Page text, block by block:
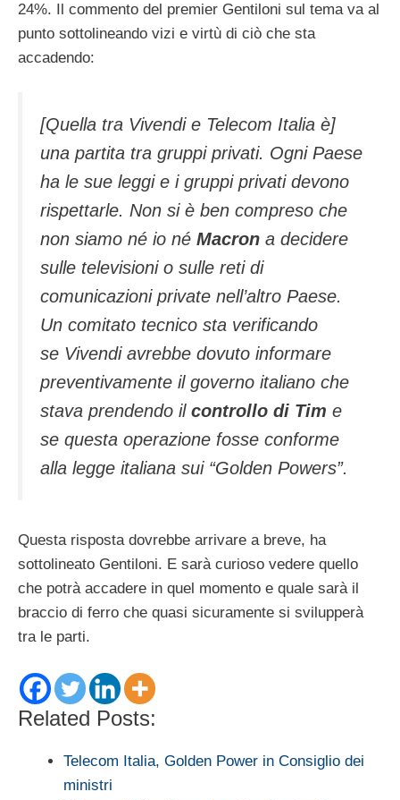
24%. Il commento del premier Gentiloni sul tema va al
punto sottolineando vizi e virtù di ciò che sta
accadendo:
[Quella tra Vivendi e Telecom Italia è]
una partita tra gruppi privati. Ogni Paese
ha le sue leggi e i gruppi privati devono
rispettarle. Non si è ben compreso che
non siamo né io né Macron a decidere
sulle televisioni o sulle reti di
comunicazioni private nell’altro Paese.
Un comitato tecnico sta verificando
se Vivendi avrebbe dovuto informare
preventivamente il governo italiano che
stava prendendo il controllo di Tim e
se questa operazione fosse conforme
alla legge italiana sui “Golden Powers”.
Questa risposta dovrebbe arrivare a breve, ha
sottolineato Gentiloni. E sarà curioso vedere quello
che potrà accadere in quel momento e quale sarà il
braccio di ferro che quasi sicuramente si svilupperà
tra le parti.
Related Posts:
Telecom Italia, Golden Power in Consiglio dei
ministri